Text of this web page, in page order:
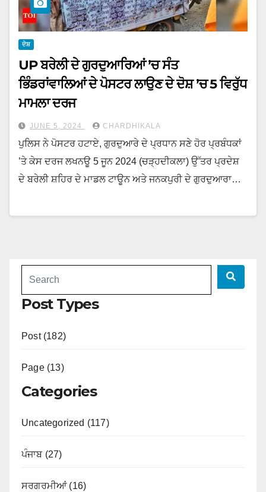
ਦੇਸ਼
UP ਬਰੇਲੀ ਦੇ ਗੁਰਦੁਆਰਿਆਂ ’ਚ ਸੰਤ
ਭਿੰਡਰਾਂਵਾਲਿਆਂ ਦੇ ਪੋਸਟਰ ਲਾਉਣ ਦੇ ਦੋਸ਼ ’ਚ 5 ਵਿਰੁੱਧ
ਮਾਮਲਾ ਦਰਜ
JUNE 5, 2024 CHARDHIKALA
ਪੁਲਿਸ ਨੇ ਪੋਸਟਰ ਹਟਾਏ, ਗੁਰਦੁਆਰੇ ਦੇ ਪ੍ਰਧਾਨ ਸਣੇ ਹੋਰ ਪ੍ਰਬੰਧਕਾਂ
’ਤੇ ਕੇਸ ਦਰਜ ਲਖਨਊ 5 ਜੂਨ 2024 (ਚੜ੍ਹਦੀਕਲਾ) ਉੱਤਰ ਪ੍ਰਦੇਸ਼
ਦੇ ਬਰੇਲੀ ਸ਼ਹਿਰ ਦੇ ਮਾਡਲ ਟਾਊਨ ਅਤੇ ਜਨਕਪੁਰੀ ਦੇ ਗੁਰਦੁਆਰਾ…
Post Types
Post (182)
Page (13)
Categories
Uncategorized (117)
ਪੰਜਾਬ (27)
ਸਰਗਰਮੀਆਂ (16)